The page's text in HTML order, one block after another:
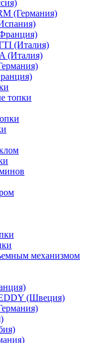
(Германия)
(Италия)
(Италия)
топки
механизмом
(Швеция)